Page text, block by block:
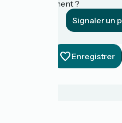
établissement ?
Signaler un
Enregistrer